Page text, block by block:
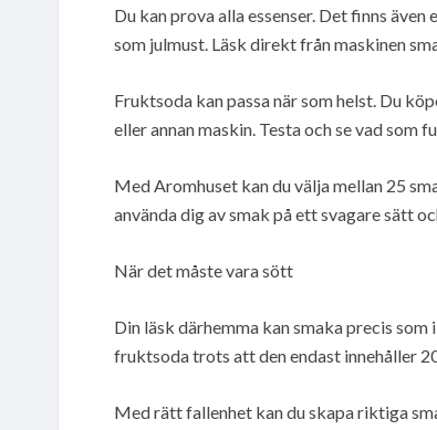
Du kan prova alla essenser. Det finns
som julmust. Läsk direkt från maskinen
Fruktsoda kan passa när som helst. Du
eller annan maskin. Testa och se vad som
Med Aromhuset kan du välja mellan 25
använda dig av smak på ett svagare sätt
När det måste vara sött
Din läsk därhemma kan smaka precis
fruktsoda trots att den endast innehåller
Med rätt fallenhet kan du skapa riktiga